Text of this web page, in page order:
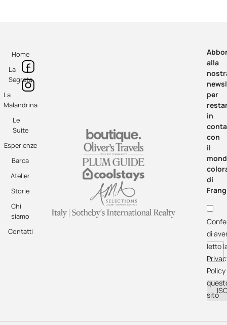
Home
La
Segreta
La
Malandrina
Le
Suite
Esperienze
Barca
Atelier
Storie
Chi
siamo
Contatti
alla
per
in
con
il
di
di
letto
Policy
sito